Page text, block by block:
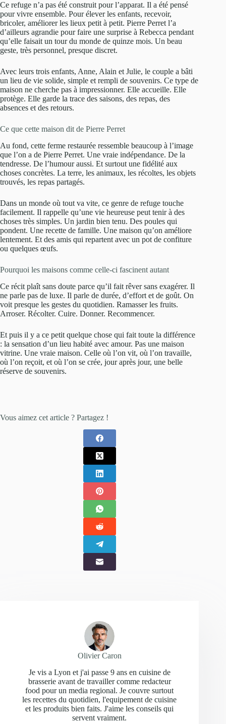
Ce refuge n’a pas été construit pour l’apparat. Il a été pensé
pour vivre ensemble. Pour élever les enfants, recevoir,
bricoler, améliorer les lieux petit à petit. Pierre Perret l’a
d’ailleurs agrandie pour faire une surprise à Rebecca pendant
qu’elle faisait un tour du monde de quinze mois. Un beau
geste, très personnel, presque discret.
Avec leurs trois enfants, Anne, Alain et Julie, le couple a bâti
un lieu de vie solide, simple et rempli de souvenirs. Ce type de
maison ne cherche pas à impressionner. Elle accueille. Elle
protège. Elle garde la trace des saisons, des repas, des
absences et des retours.
Ce que cette maison dit de Pierre Perret
Au fond, cette ferme restaurée ressemble beaucoup à l’image
que l’on a de Pierre Perret. Une vraie indépendance. De la
tendresse. De l’humour aussi. Et surtout une fidélité aux
choses concrètes. La terre, les animaux, les récoltes, les objets
trouvés, les repas partagés.
Dans un monde où tout va vite, ce genre de refuge touche
facilement. Il rappelle qu’une vie heureuse peut tenir à des
choses très simples. Un jardin bien tenu. Des poules qui
pondent. Une recette de famille. Une maison qu’on améliore
lentement. Et des amis qui repartent avec un pot de confiture
ou quelques œufs.
Pourquoi les maisons comme celle-ci fascinent autant
Ce récit plaît sans doute parce qu’il fait rêver sans exagérer. Il
ne parle pas de luxe. Il parle de durée, d’effort et de goût. On
voit presque les gestes du quotidien. Ramasser les fruits.
Arroser. Récolter. Cuire. Donner. Recommencer.
Et puis il y a ce petit quelque chose qui fait toute la différence
: la sensation d’un lieu habité avec amour. Pas une maison
vitrine. Une vraie maison. Celle où l’on vit, où l’on travaille,
où l’on reçoit, et où l’on se crée, jour après jour, une belle
réserve de souvenirs.
Vous aimez cet article ? Partagez !
Olivier Caron
Je vis a Lyon et j'ai passe 9 ans en cuisine de
brasserie avant de travailler comme redacteur
food pour un media regional. Je couvre surtout
les recettes du quotidien, l'equipement de cuisine
et les produits bien faits. J'aime les conseils qui
servent vraiment.